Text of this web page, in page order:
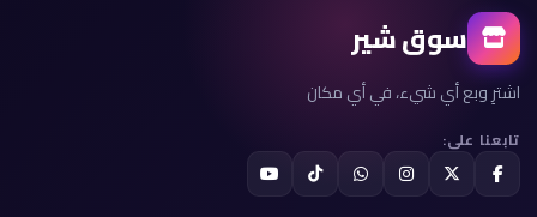
سوق شير
اشترِ وبع أي شيء، في أي مكان
تابعنا على: